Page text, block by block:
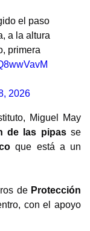
el paso
a la altura
primera
2026
Miguel May
de las pipasse
que está a un
de Protección
con el apoyo